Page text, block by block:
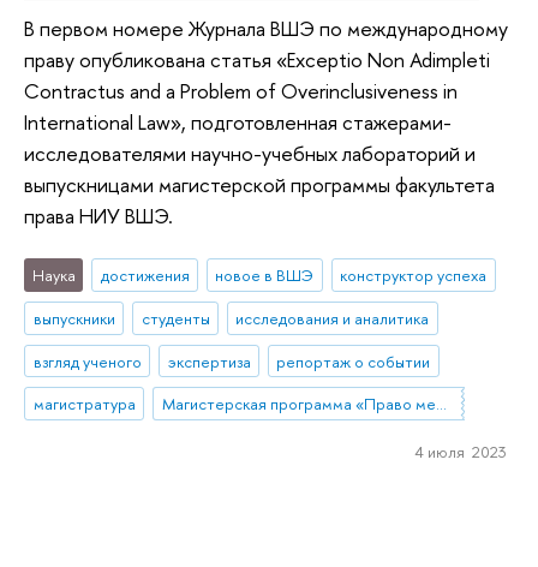
В первом номере Журнала ВШЭ по международному
праву опубликована статья «Exceptio Non Adimpleti
Contractus and a Problem of Overinclusiveness in
International Law», подготовленная стажерами-
исследователями научно-учебных лабораторий и
выпускницами магистерской программы факультета
права НИУ ВШЭ.
Наука достижения новое в ВШЭ
конструктор успеха
выпускники
студенты
исследования и аналитика
взгляд ученого
экспертиза
репортаж о событии
магистратура
Магистерская программа «Право международной торговли и разрешение споров/Law of International Trade and Dispute Resolution»
4 июля 2023